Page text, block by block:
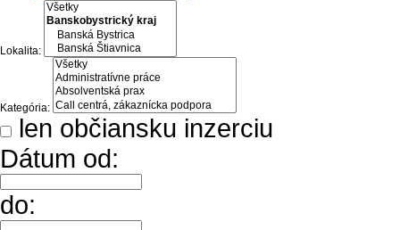
Lokalita:
Kategória:
len občiansku inzerciu
Dátum od:
do: